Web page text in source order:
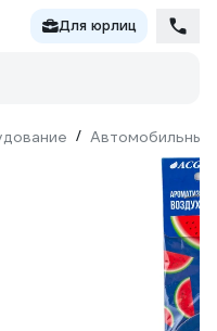
Для юрлиц
/ Автомобильные